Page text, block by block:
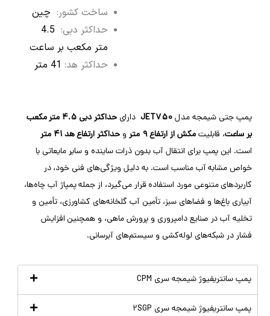
ساخت کشور:چین
حداکثر دبی:
4.5
متر مکعب بر ساعت
حداکثر هد:
پمپ جتی شیمجه مدلJET750دارایحداکثر دبی
4.5 متر مکعب
بر ساعت، قابلیتمکش از ارتفاع۹ متر وحداکثر ارتفاع هد41 متر
است. این پمپ برای انتقال آب بدون ذرات ساینده و سایر مایعاتی با
خواص مشابه آب مناسب است. به دلیل ویژگی‌های فنی خود، در
کاربردهای متنوعی مورد استفاده قرار می‌گیرد، از جمله پمپاژ آب چاه‌ها،
آبیاری باغ‌ها و فضاهای سبز، تأمین آب گلخانه‌های کشاورزی، تأمین و
تخلیه آب در صنایع دامپروری و پرورش ماهی، و همچنین افزایش
فشار در شبکه‌های لوله‌کشی و سیستم‌های آبرسانی.
پمپ سانتریفیوژ شیمجه سری CPM
پمپ سانتریفیوژ شیمجه سری 2SGP